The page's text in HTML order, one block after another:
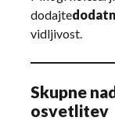
dodajte
vidljivost.
Skupne
osvetlitev